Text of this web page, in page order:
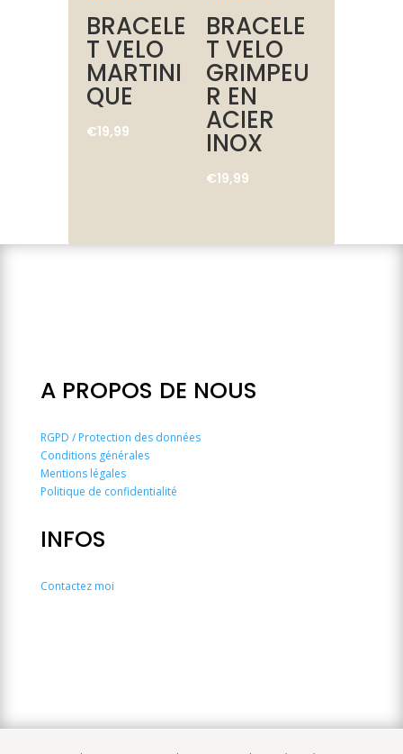
BRACELE
T VELO
MARTINI
QUE
€19,99
BRACELE
T VELO
GRIMPEU
R EN
ACIER
INOX
€19,99
A PROPOS DE NOUS
RGPD / Protection des données
Conditions générales
Mentions légales
Politique de confidentialité
INFOS
Contactez moi